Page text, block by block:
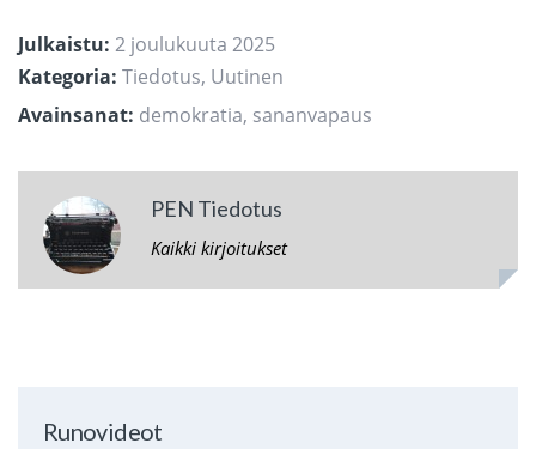
Julkaistu: 2 joulukuuta 2025
Kategoria: Tiedotus, Uutinen
Avainsanat: demokratia, sananvapaus
PEN Tiedotus
Kaikki kirjoitukset
Runovideot